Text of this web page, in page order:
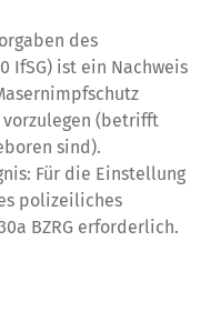
des
IfSG) ist ein Nachweis
(betrifft
sind).
Für die Einstellung
polizeiliches
BZRG erforderlich.